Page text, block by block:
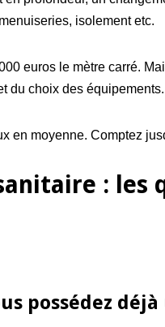
menuiseries, isolement etc.
euros le mètre carré.
du choix des équipements.
en moyenne. Comptez
: les
possédez